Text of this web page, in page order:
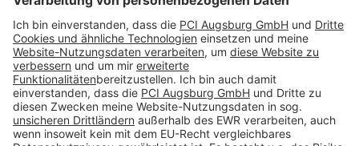
Bauwerksabdichtung Sockelbereich,
2schaliges Mauerwerk, W4-E
Bauwerksabdichtung nach DIN 18533, Sockelbereich: 2-
schaliges Mauerwerk an Betonkeller, 2D, Version 06-2019